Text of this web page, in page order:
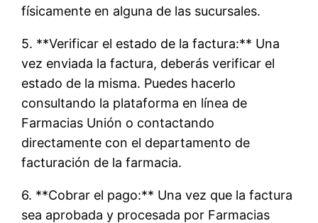
físicamente en alguna de las sucursales.
5. **Verificar el estado de la factura:** Una
vez enviada la factura, deberás verificar el
estado de la misma. Puedes hacerlo
consultando la plataforma en línea de
Farmacias Unión o contactando
directamente con el departamento de
facturación de la farmacia.
6. **Cobrar el pago:** Una vez que la factura
sea aprobada y procesada por Farmacias